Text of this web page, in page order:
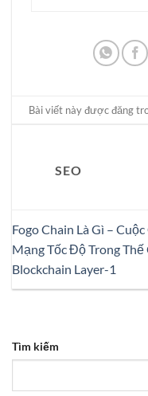
Bài viết này được đăng
SEO
Fogo Chain Là Gì – Cuộc
Mạng Tốc Độ Trong Thế
Blockchain Layer-1
Tìm kiếm